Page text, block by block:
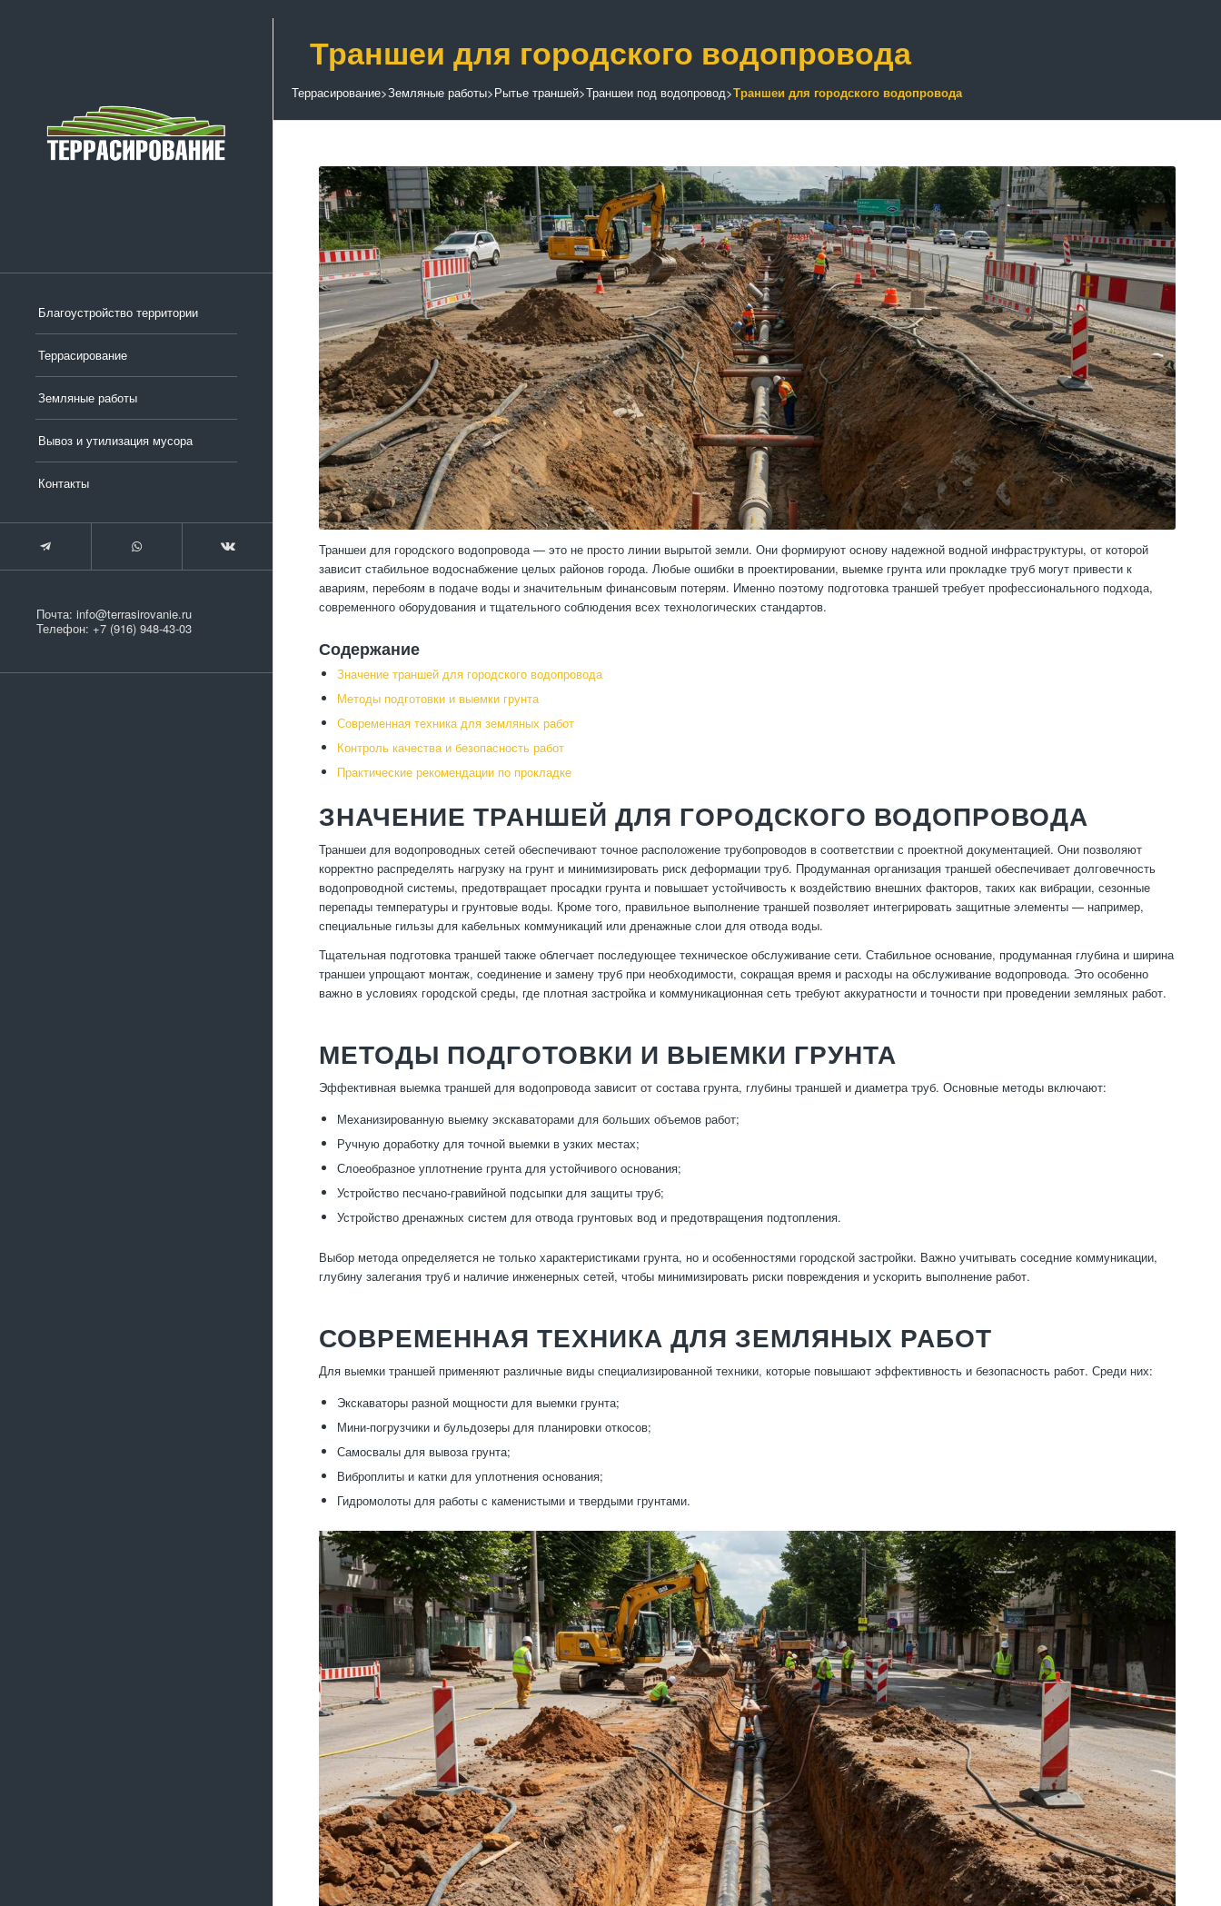
Благоустройство территории
Террасирование
Земляные работы
Вывоз и утилизация мусора
Контакты
Почта: info@terrasirovanie.ru
Телефон: +7 (916) 948-43-03
Траншеи для городского водопровода
Террасирование>Земляные работы>Рытье траншей>Траншеи под водопровод>Траншеи для городского водопровода
Траншеи для городского водопровода — это не просто линии вырытой земли. Они формируют основу надежной водной инфраструктуры, от которой
зависит стабильное водоснабжение целых районов города. Любые ошибки в проектировании, выемке грунта или прокладке труб могут привести к
авариям, перебоям в подаче воды и значительным финансовым потерям. Именно поэтому подготовка траншей требует профессионального подхода,
современного оборудования и тщательного соблюдения всех технологических стандартов.
Содержание
Значение траншей для городского водопровода
Методы подготовки и выемки грунта
Современная техника для земляных работ
Контроль качества и безопасность работ
Практические рекомендации по прокладке
ЗНАЧЕНИЕ ТРАНШЕЙ ДЛЯ ГОРОДСКОГО ВОДОПРОВОДА
Траншеи для водопроводных сетей обеспечивают точное расположение трубопроводов в соответствии с проектной документацией. Они позволяют
корректно распределять нагрузку на грунт и минимизировать риск деформации труб. Продуманная организация траншей обеспечивает долговечность
водопроводной системы, предотвращает просадки грунта и повышает устойчивость к воздействию внешних факторов, таких как вибрации, сезонные
перепады температуры и грунтовые воды. Кроме того, правильное выполнение траншей позволяет интегрировать защитные элементы — например,
специальные гильзы для кабельных коммуникаций или дренажные слои для отвода воды.
Тщательная подготовка траншей также облегчает последующее техническое обслуживание сети. Стабильное основание, продуманная глубина и ширина
траншеи упрощают монтаж, соединение и замену труб при необходимости, сокращая время и расходы на обслуживание водопровода. Это особенно
важно в условиях городской среды, где плотная застройка и коммуникационная сеть требуют аккуратности и точности при проведении земляных работ.
МЕТОДЫ ПОДГОТОВКИ И ВЫЕМКИ ГРУНТА
Эффективная выемка траншей для водопровода зависит от состава грунта, глубины траншей и диаметра труб. Основные методы включают:
Механизированную выемку экскаваторами для больших объемов работ;
Ручную доработку для точной выемки в узких местах;
Слоеобразное уплотнение грунта для устойчивого основания;
Устройство песчано-гравийной подсыпки для защиты труб;
Устройство дренажных систем для отвода грунтовых вод и предотвращения подтопления.
Выбор метода определяется не только характеристиками грунта, но и особенностями городской застройки. Важно учитывать соседние коммуникации,
глубину залегания труб и наличие инженерных сетей, чтобы минимизировать риски повреждения и ускорить выполнение работ.
СОВРЕМЕННАЯ ТЕХНИКА ДЛЯ ЗЕМЛЯНЫХ РАБОТ
Для выемки траншей применяют различные виды специализированной техники, которые повышают эффективность и безопасность работ. Среди них:
Экскаваторы разной мощности для выемки грунта;
Мини-погрузчики и бульдозеры для планировки откосов;
Самосвалы для вывоза грунта;
Виброплиты и катки для уплотнения основания;
Гидромолоты для работы с каменистыми и твердыми грунтами.